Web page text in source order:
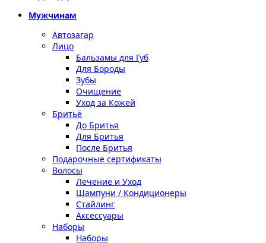
Мужчинам
Автозагар
Лицо
Бальзамы для Губ
Для Бороды
Зубы
Очищение
Уход за Кожей
Бритьё
До Бритья
Для Бритья
После Бритья
Подарочные сертификаты
Волосы
Лечение и Уход
Шампуни / Кондиционеры
Стайлинг
Аксессуары
Наборы
Наборы